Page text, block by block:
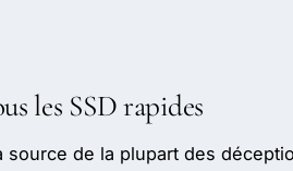
les SSD rapides
source de la plupart des